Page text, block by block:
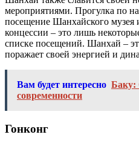
мероприятиями. Прогулка по
посещение Шанхайского музея
концессии – это лишь
списке посещений. Шанхай –
поражает своей энергией и
Вам будет интересно Баку:
современности
Гонконг